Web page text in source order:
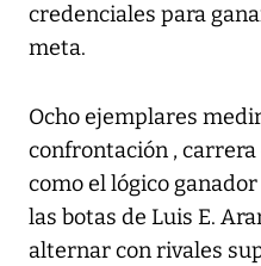
credenciales para
meta.
Ocho ejemplares
confrontación ,
como el lógico ganador
las botas de Luis E.
alternar con rivales